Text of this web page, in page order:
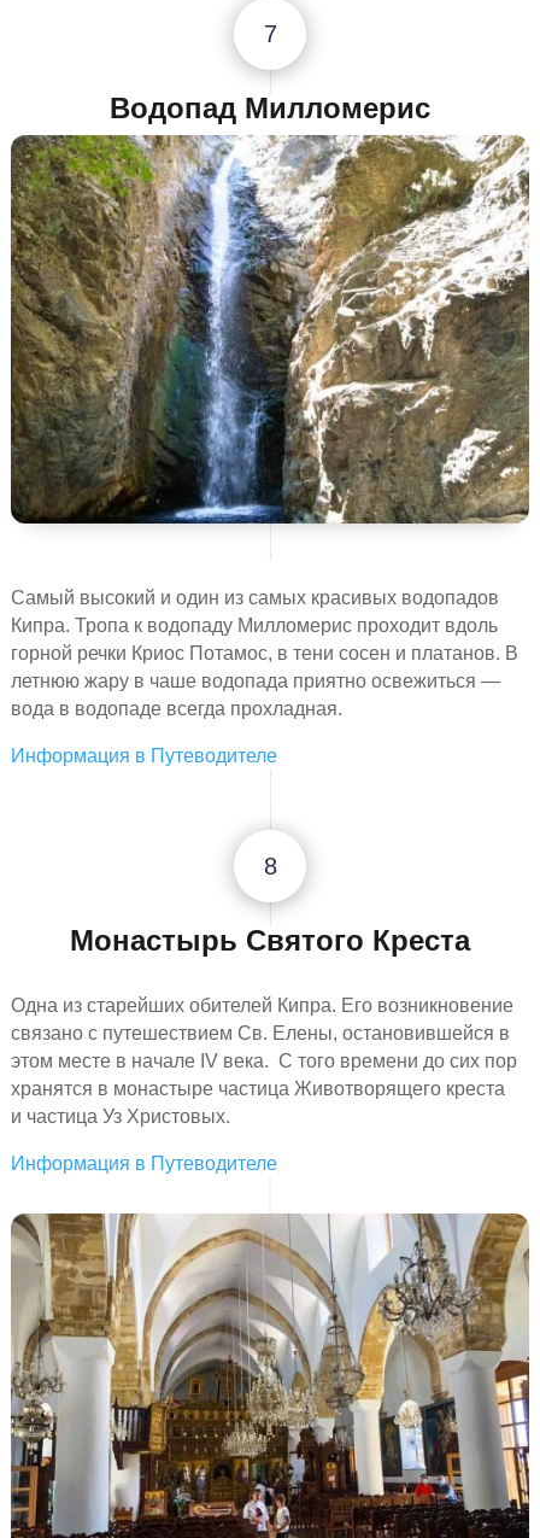
7
Водопад Милломерис
Самый высокий и один из самых красивых водопадов
Кипра. Тропа к водопаду Милломерис проходит вдоль
горной речки Криос Потамос, в тени сосен и платанов. В
летнюю жару в чаше водопада приятно освежиться —
вода в водопаде всегда прохладная.
Информация в Путеводителе
8
Монастырь Святого Креста
Одна из старейших обителей Кипра. Его возникновение
связано с путешествием Св. Елены, остановившейся в
этом месте в начале IV века. С того времени до сих пор
хранятся в монастыре частица Животворящего креста
и частица Уз Христовых.
Информация в Путеводителе